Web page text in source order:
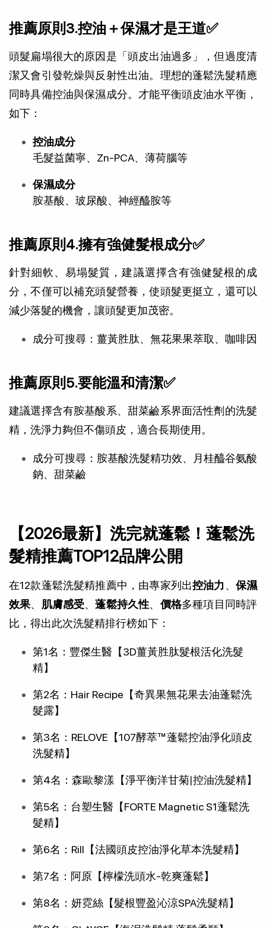
推薦原則3.控油＋保濕才是王道✅
頭髮扁塌很大的原因是「頭皮出油過多」，但過度清
潔又會引發乾燥與反射性出油。理想的蓬鬆洗髮精應
同時具備控油與保濕成分。才能平衡頭皮油水平衡，
如下：
控油成分
毛髮益菌寧、Zn-PCA、薄荷腦等
保濕成分
胺基酸、玻尿酸、神經醯胺等
推薦原則4.擁有強健髮根成分✅
針對細軟、易塌髮質，建議選擇含有強健髮根的成
分，不僅可以補充頭髮營養，使頭髮更挺立，還可以
減少落髮的機會，讓頭髮更加茂密。
成分可搜尋：薑黃胜肽、無花果果萃取、咖啡因
推薦原則5.要能溫和清潔✅
建議選擇含有胺基酸系、甜菜鹼系界面活性劑的洗髮
精，洗淨力夠但不傷頭皮，適合長期使用。
成分可搜尋：胺基酸洗髮精功效、月桂醯谷氨酸
鈉、甜菜鹼
【2026最新】洗完就蓬鬆！蓬鬆洗
髮精推薦TOP12品牌公開
在12款蓬鬆洗髮精推薦中，由專家列出控油力 、 保濕
效果、 肌膚感受、蓬鬆持久性、 價格多種項目同時評
比，得出此次洗髮精排行榜如下：
第1名：豐傑生醫【3D薑黃胜肽髮根活化洗髮
精】
第2名：Hair Recipe【奇異果無花果去油蓬鬆洗
髮露】
第3名：RELOVE【107酵萃™蓬鬆控油淨化頭皮
洗髮精】
第4名：森歐黎漾【淨平衡洋甘菊│控油洗髮精】
第5名：台塑生醫【FORTE Magnetic S1蓬鬆洗
髮精】
第6名：Rill【法國頭皮控油淨化草本洗髮精】
第7名：阿原【檸檬洗頭水-乾爽蓬鬆】
第8名：妍霓絲【髮根豐盈沁涼SPA洗髮精】